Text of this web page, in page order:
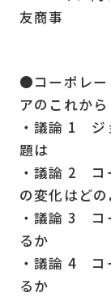
友商事
●コーポレー
アのこれから
・議論 1 ジ
題は
・議論 2 コ
の変化はど
・議論 3 コ
るか
・議論 4 コ
るか